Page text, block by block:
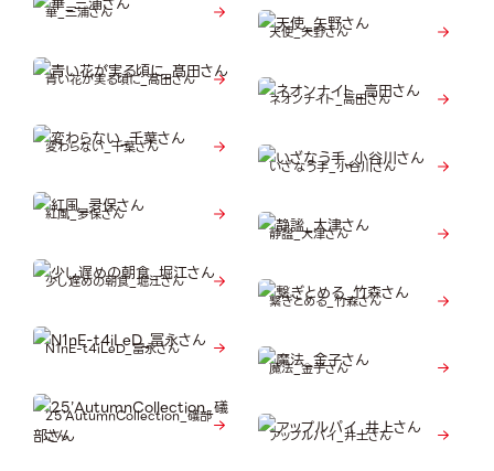
華_三浦さん
天使_矢野さん
青い花が実る頃に_髙田さん
ネオンナイト_高田さん
変わらない_千葉さん
いざなう手_小谷川さん
紅風_夛保さん
静謐_大津さん
少し遅めの朝食_堀江さん
繋ぎとめる_竹森さん
N1nE-t4iLeD_冨永さん
魔法_金子さん
25’AutumnCollection_礒部
さん
アップルパイ_井上さん